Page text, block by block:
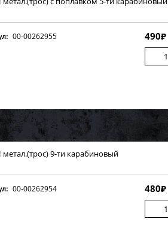
00-00262955 490₽
9-ти карабиновый
00-00262954 480₽